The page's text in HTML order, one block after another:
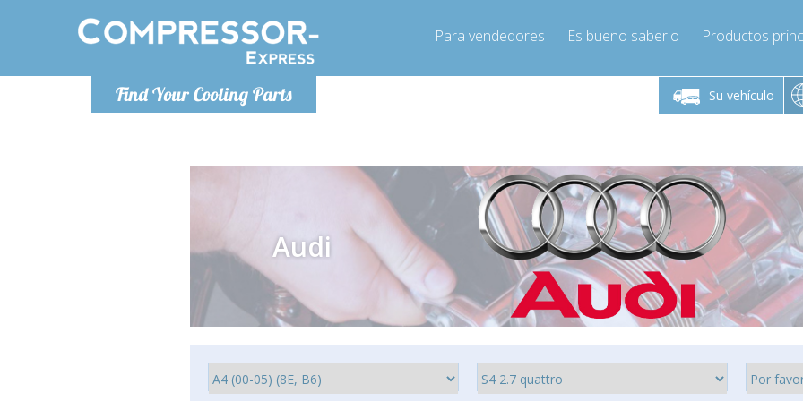
Find Your Cooling Parts
Para vendedores Es bueno saberlo Productos
Su vehículo
De lunes a viernes de 9:00 a De lunes a viernes de 9:00 a
16:00
Info@compressor-express.es
De lunes a
Audi